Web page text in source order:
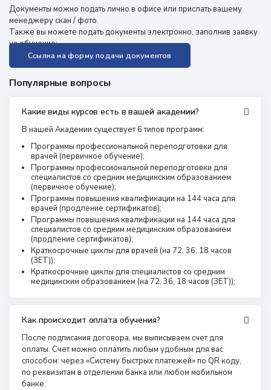
Документы можно подать лично в офисе или прислать вашему
менеджеру скан / фото.
Также вы можете подать документы электронно, заполнив заявку
на обучение:
Ссылка на форму подачи документов
Популярные вопросы
Какие виды курсов есть в вашей академии?
В нашей Академии существует 6 типов программ:
Программы профессиональной переподготовки для
врачей (первичное обучение);
Программы профессиональной переподготовки для
специалистов со средним медицинским образованием
(первичное обучение);
Программы повышения квалификации на 144 часа для
врачей (продление сертификатов);
Программы повышения квалификации на 144 часа для
специалистов со средним медицинским образованием
(продление сертификатов);
Краткосрочные циклы для врачей (на 72, 36, 18 часов
(ЗЕТ));
Краткосрочные циклы для специалистов со средним
медицинским образованием (на 72, 36, 18 часов (ЗЕТ));
Как происходит оплата обучения?
После подписания договора, мы выписываем счет для
оплаты. Счет можно оплатить любым удобным для вас
способом: через «Систему быстрых платежей» по QR коду,
по реквизитам в отделении банка или любом мобильном
банке.